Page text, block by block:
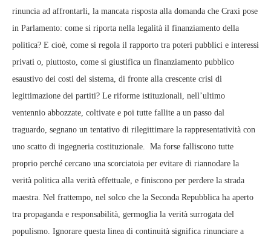
rinuncia ad affrontarli, la mancata risposta alla domanda che Craxi pose
in Parlamento: come si riporta nella legalità il finanziamento della
politica? E cioè, come si regola il rapporto tra poteri pubblici e interessi
privati o, piuttosto, come si giustifica un finanziamento pubblico
esaustivo dei costi del sistema, di fronte alla crescente crisi di
legittimazione dei partiti? Le riforme istituzionali, nell’ultimo
ventennio abbozzate, coltivate e poi tutte fallite a un passo dal
traguardo, segnano un tentativo di rilegittimare la rappresentatività con
uno scatto di ingegneria costituzionale. Ma forse falliscono tutte
proprio perché cercano una scorciatoia per evitare di riannodare la
verità politica alla verità effettuale, e finiscono per perdere la strada
maestra. Nel frattempo, nel solco che la Seconda Repubblica ha aperto
tra propaganda e responsabilità, germoglia la verità surrogata del
populismo. Ignorare questa linea di continuità significa rinunciare a